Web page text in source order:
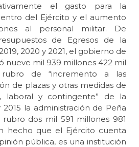
el gasto para la
del Ejército y el aumento
al personal militar. De
de Egresos de la
2020 y 2021, el gobierno de
nueve mil 939 millones 422 mil
de “incremento a las
de plazas y otras medidas de
laboral y contingente” de la
2015 la administración de Peña
dos mil 591 millones 981
hecho que el Ejército cuenta
pública, es una institución